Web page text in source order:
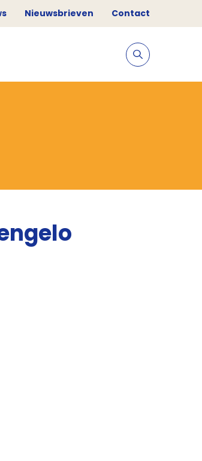
Nieuwsbrieven Contact